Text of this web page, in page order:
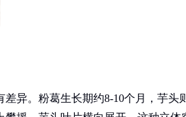
异。粉葛生长期约8-10个月，芋头